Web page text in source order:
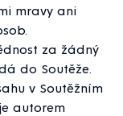
mravy ani
za žádný
do Soutěže.
v Soutěžním
autorem